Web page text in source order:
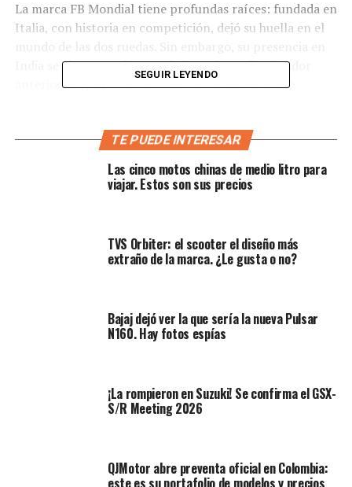
La marca FB Mondial tiene profundas raíces: fundada en
Italia, con historia en competición, dejó su huella en el
India se vio truncada tras el cierre de su distribuidor
anterior, el grupo Motoroyale, alrededor de 2020.
Ahora, tras casi seis años de ausencia, FB Mondial
regreso de FB Mondial a India no es solo la llegada de
una motocicleta, es el ‘revivir’ deun legado«.
SEGUIR LEYENDO
TE PUEDE INTERESAR
Las cinco motos chinas de medio litro para
viajar. Estos son sus precios
TVS Orbiter: el scooter el diseño más
extraño de la marca. ¿Le gusta o no?
Bajaj dejó ver la que sería la nueva Pulsar
N160. Hay fotos espías
¡La rompieron en Suzuki! Se confirma el GSX-
S/R Meeting 2026
QJMotor abre preventa oficial en Colombia:
este es su portafolio de modelos y precios